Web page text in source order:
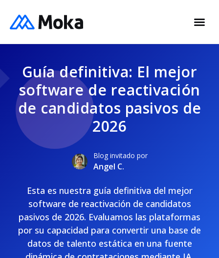
Guía definitiva: El mejor
software de reactivación
de candidatos pasivos de
2026
Blog invitado por
Angel C.
Esta es nuestra guía definitiva del mejor
software de reactivación de candidatos
pasivos de 2026. Evaluamos las plataformas
por su capacidad para convertir una base de
datos de talento estática en una fuente